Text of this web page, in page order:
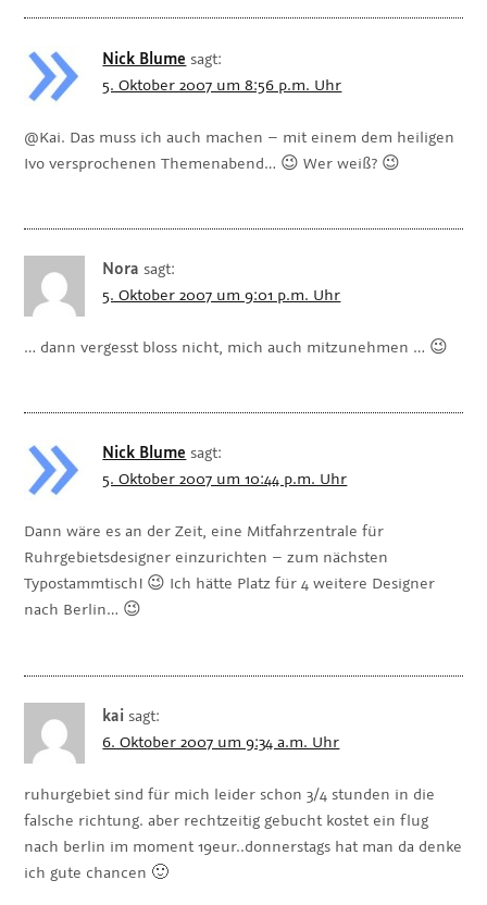
Nick Blume sagt:
5. Oktober 2007 um 8:56 p.m. Uhr
@Kai. Das muss ich auch machen – mit einem dem heiligen
Ivo versprochenen Themenabend… 😉 Wer weiß? 😉
Nora sagt:
5. Oktober 2007 um 9:01 p.m. Uhr
… dann vergesst bloss nicht, mich auch mitzunehmen … 😉
Nick Blume sagt:
5. Oktober 2007 um 10:44 p.m. Uhr
Dann wäre es an der Zeit, eine Mitfahrzentrale für
Ruhrgebietsdesigner einzurichten – zum nächsten
Typostammtisch! 😉 Ich hätte Platz für 4 weitere Designer
nach Berlin… 😉
kai sagt:
6. Oktober 2007 um 9:34 a.m. Uhr
ruhurgebiet sind für mich leider schon 3/4 stunden in die
falsche richtung. aber rechtzeitig gebucht kostet ein flug
nach berlin im moment 19eur..donnerstags hat man da denke
ich gute chancen 🙂